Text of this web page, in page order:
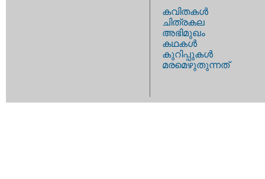
കവിതകള്‍
ചിത്രകല
അഭിമുഖം
കഥകള്‍
കുറിപ്പുകള്‍
മരമെഴുതുന്നത്